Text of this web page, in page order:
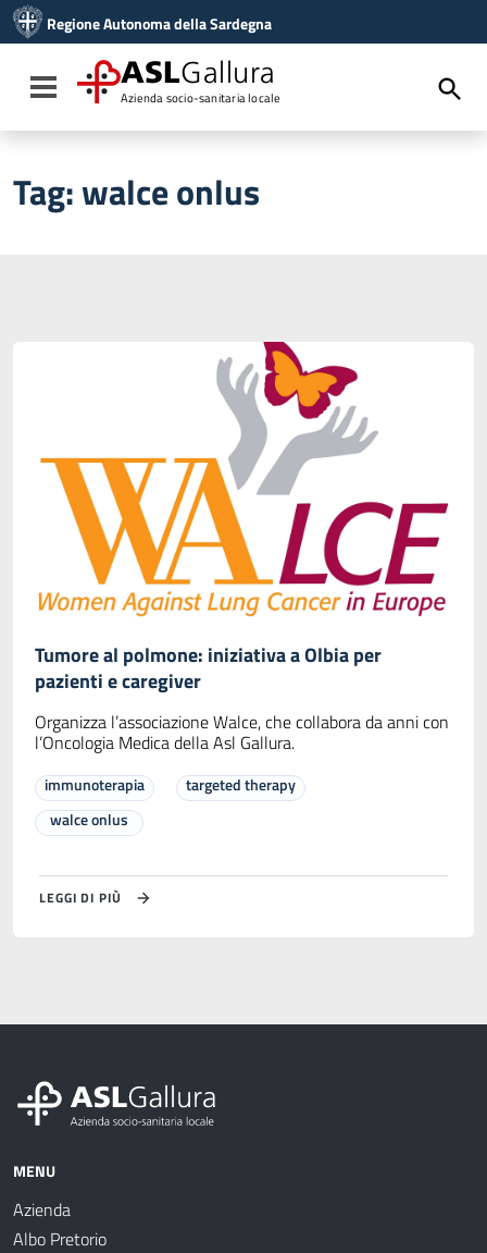
Vai al menu di navigazione
Vai al footer
Regione Autonoma della Sardegna
Toggle navigation
ASLGallura
Azienda socio-sanitaria locale
Tag:walce onlus
Tumore al polmone: iniziativa a Olbia per
pazienti e caregiver
Organizza l’associazione Walce, che collabora da anni con
l’Oncologia Medica della Asl Gallura.
immunoterapia
targeted therapy
walce onlus
LEGGI DI PIÙ
MENU
Azienda
Albo Pretorio